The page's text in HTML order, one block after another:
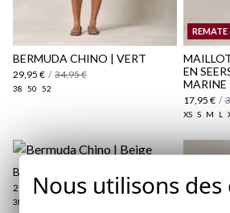
BERMUDA CHINO | VERT
29,95 € / 34,95 €
38 50 52
REMATE
EN
MARINE
17,95 € /
XS S M L
BERMUDA CHINO | BEIGE
29,95 € / 34,95 €
38
Nous utilisons des